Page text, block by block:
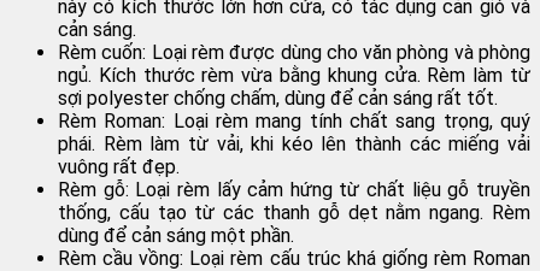
này có kích thước lớn hơn cửa, có tác dụng cản gió và
cản sáng.
Rèm cuốn: Loại rèm được dùng cho văn phòng và phòng
ngủ. Kích thước rèm vừa bằng khung cửa. Rèm làm từ
sợi polyester chống chấm, dùng để cản sáng rất tốt.
Rèm Roman: Loại rèm mang tính chất sang trọng, quý
phái. Rèm làm từ vải, khi kéo lên thành các miếng vải
vuông rất đẹp.
Rèm gỗ: Loại rèm lấy cảm hứng từ chất liệu gỗ truyền
thống, cấu tạo từ các thanh gỗ dẹt nằm ngang. Rèm
dùng để cản sáng một phần.
Rèm cầu vồng: Loại rèm cấu trúc khá giống rèm Roman